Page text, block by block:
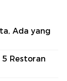
Ada yang
5 Restoran